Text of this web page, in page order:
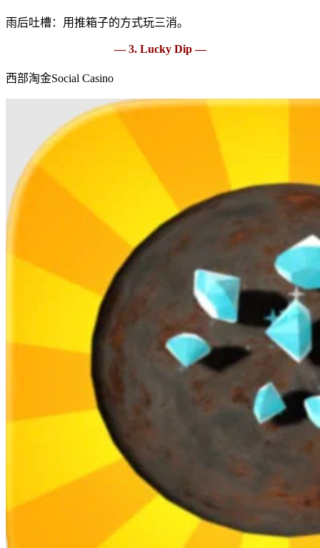
雨后吐槽：用推箱子的方式玩三消。
— 3. Lucky Dip —
西部淘金Social Casino